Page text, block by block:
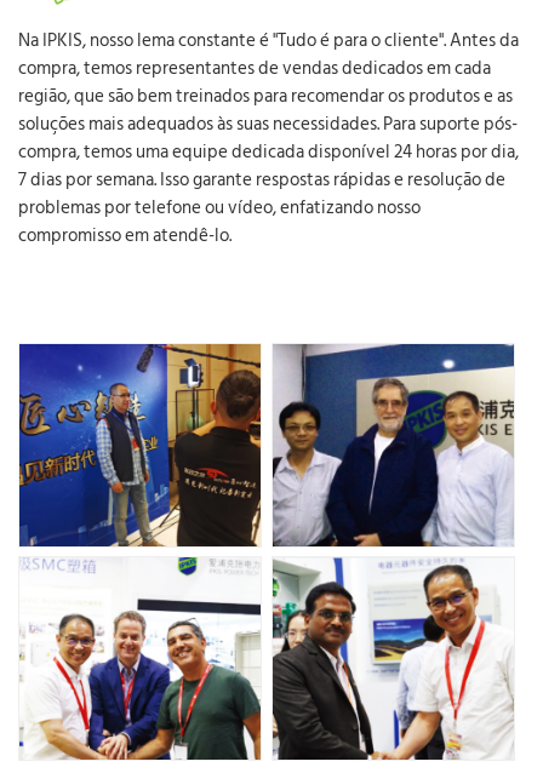
Na IPKIS, nosso lema constante é "Tudo é para o cliente". Antes da
compra, temos representantes de vendas dedicados em cada
região, que são bem treinados para recomendar os produtos e as
soluções mais adequados às suas necessidades. Para suporte pós-
compra, temos uma equipe dedicada disponível 24 horas por dia,
7 dias por semana. Isso garante respostas rápidas e resolução de
problemas por telefone ou vídeo, enfatizando nosso
compromisso em atendê-lo.